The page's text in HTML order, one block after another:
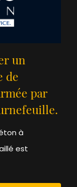
un
de
par
à
est